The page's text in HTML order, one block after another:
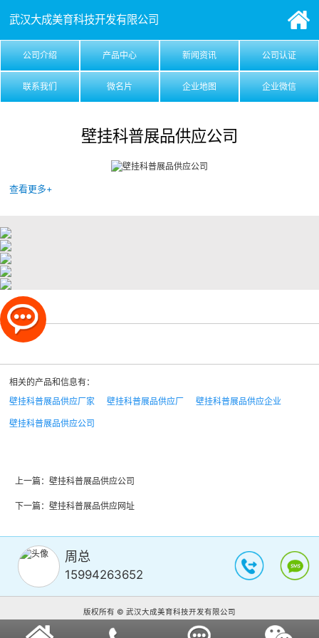
武汉大成美育科技开发有限公司
公司介绍 产品中心 新闻资讯 公司认证
联系我们 微名片 企业地图 企业微信
壁挂科普展品供应公司
查看更多+
相关的产品和信息有：
壁挂科普展品供应厂家
壁挂科普展品供应厂 壁挂科普展品供应企业
壁挂科普展品供应公司
上一篇： 壁挂科普展品供应公司
下一篇： 壁挂科普展品供应网址
周总
15994263652
版权所有 © 武汉大成美育科技开发有限公司